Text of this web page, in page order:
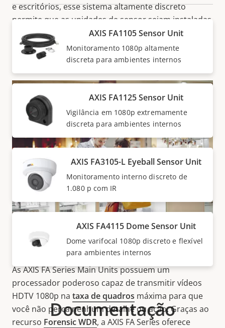
e escritórios, esse sistema altamente discreto
permite que as unidades de sensor sejam instaladas
em praticamente qualquer lugar – e a lente da
câmera pode ser a única parte visível.
Detalhes excelentes
As AXIS FA Series Main Units possuem um
processador poderoso capaz de transmitir vídeos
HDTV 1080p na taxa de quadros máxima para que
você não perca nenhum detalhe ou ação. Graças ao
recurso Forensic WDR, a AXIS FA Series oferece
AXIS FA1105 Sensor Unit
Monitoramento 1080p altamente
discreta para ambientes internos
AXIS FA1125 Sensor Unit
Vigilância em 1080p extremamente
discreta para ambientes internos
AXIS FA3105-L Eyeball Sensor Unit
Monitoramento interno discreto de
1.080 p com IR
AXIS FA4115 Dome Sensor Unit
Dome varifocal 1080p discreto e flexível
para ambientes internos
Documentação